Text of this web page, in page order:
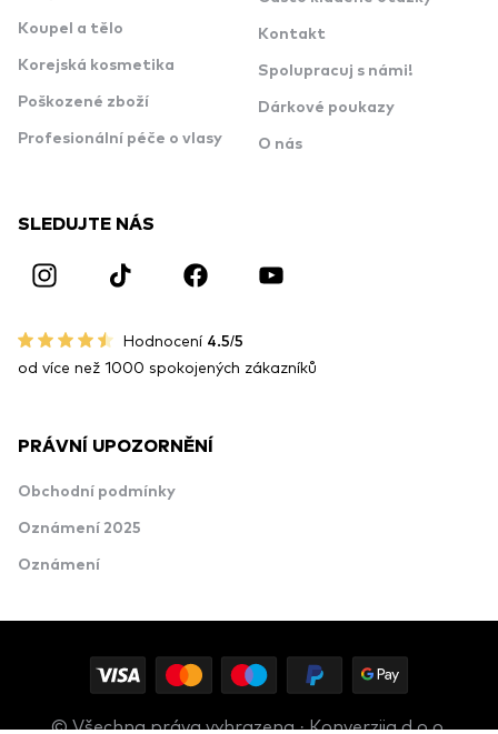
Koupel a tělo
Korejská kosmetika
Poškozené zboží
Profesionální péče o vlasy
Kontakt
Spolupracuj s námi!
Dárkové poukazy
O nás
SLEDUJTE NÁS
Hodnocení 4.5/5
od více než 1000 spokojených zákazníků
PRÁVNÍ UPOZORNĚNÍ
Obchodní podmínky
Oznámení 2025
Oznámení
© Všechna práva vyhrazena · Konverzija d.o.o.